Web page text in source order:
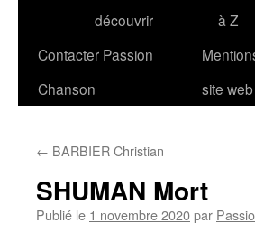
découvrir
à Z
Contacter Passion
Chanson
site web
← BARBIER Christian
SHUMAN Mort
Publié le 1 novembre 2020par